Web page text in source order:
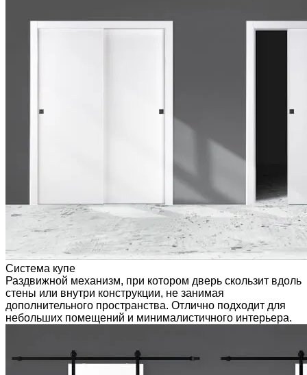
Система купе
Раздвижной механизм, при котором дверь скользит вдоль
стены или внутри конструкции, не занимая
дополнительного пространства. Отлично подходит для
небольших помещений и минималистичного интерьера.